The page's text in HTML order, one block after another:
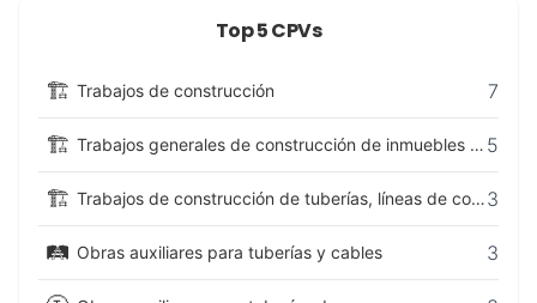
Top 5 CPVs
🏗️ Trabajos de construcción 7
🏗️ Trabajos generales de construcción de inmuebles y obras de ingeniería civil 5
🏗️ Trabajos de construcción de tuberías, líneas de comunicación y líneas de conducción eléctrica, de autopistas, carreteras, aeródromos y vías férreas; trabajos de explanación3
🛤️ Obras auxiliares para tuberías y cables 3